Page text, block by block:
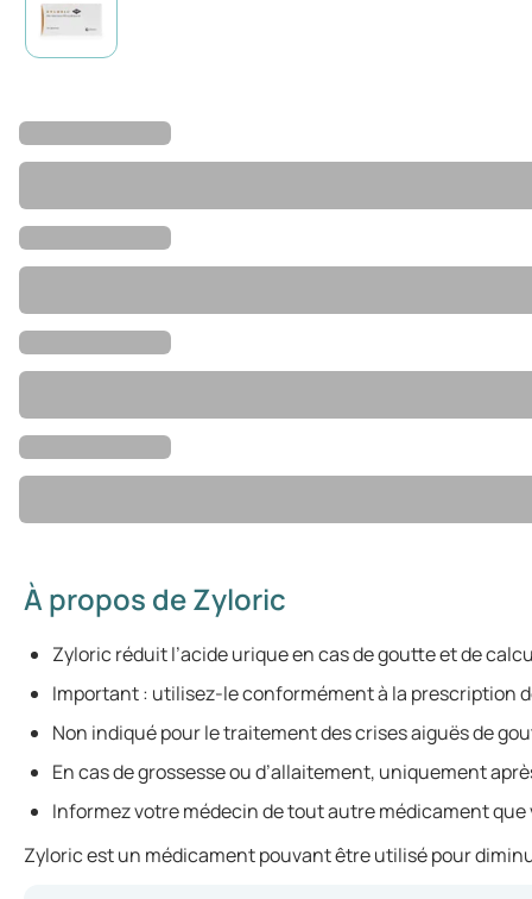
À propos de Zyloric
Zyloric réduit l’acide urique en cas de goutte et de
Important : utilisez-le conformément à la prescription
Non indiqué pour le traitement des crises aiguës de
En cas de grossesse ou d’allaitement, uniquement
Informez votre médecin de tout autre médicament que
Zyloric est un médicament pouvant être utilisé pour